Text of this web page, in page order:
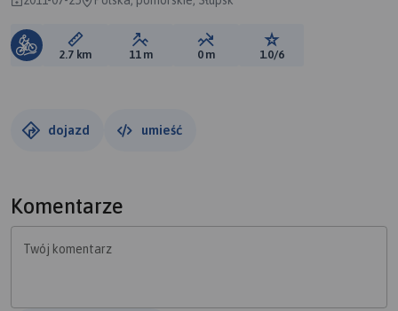
Długość trasy:
2.7 km Suma przewyższeń:
11 m Suma spadków:
0 m Ocena trasy:
1.0/6
dojazd umieść
Komentarze
Twój komentarz